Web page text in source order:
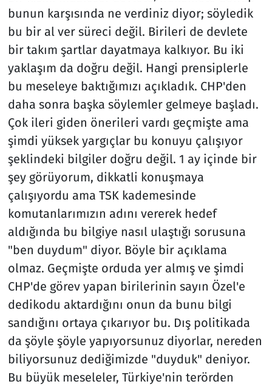
bunun karşısında ne verdiniz diyor; söyledik
bu bir al ver süreci değil. Birileri de devlete
bir takım şartlar dayatmaya kalkıyor. Bu iki
yaklaşım da doğru değil. Hangi prensiplerle
bu meseleye baktığımızı açıkladık. CHP'den
daha sonra başka söylemler gelmeye başladı.
Çok ileri giden önerileri vardı geçmişte ama
şimdi yüksek yargıçlar bu konuyu çalışıyor
şeklindeki bilgiler doğru değil. 1 ay içinde bir
şey görüyorum, dikkatli konuşmaya
çalışıyordu ama TSK kademesinde
komutanlarımızın adını vererek hedef
aldığında bu bilgiye nasıl ulaştığı sorusuna
"ben duydum" diyor. Böyle bir açıklama
olmaz. Geçmişte orduda yer almış ve şimdi
CHP'de görev yapan birilerinin sayın Özel'e
dedikodu aktardığını onun da bunu bilgi
sandığını ortaya çıkarıyor bu. Dış politikada
da şöyle şöyle yapıyorsunuz diyorlar, nereden
biliyorsunuz dediğimizde "duyduk" deniyor.
Bu büyük meseleler, Türkiye'nin terörden